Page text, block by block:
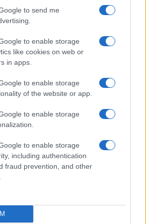
to send me
to enable storage
like cookies on web or
in apps.
to enable storage
of the website or app.
to enable storage
to enable storage
including authentication
fraud prevention, and other
Euro Gsm
188.000 Ft (új)
Apple iPhone 15 Pro